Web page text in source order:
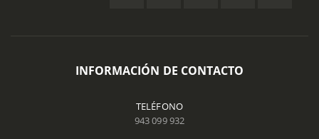
INFORMACIÓN DE CONTACTO
TELÉFONO
943 099 932